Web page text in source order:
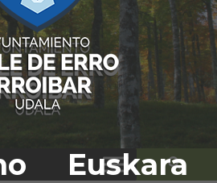
Euskara